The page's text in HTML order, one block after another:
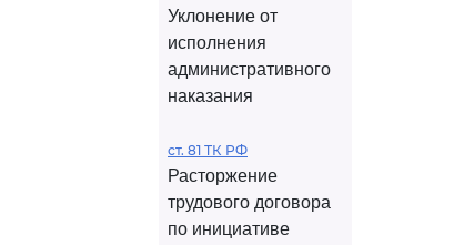
Уклонение от
исполнения
административного
наказания
ст. 81 ТК РФ
Расторжение
трудового договора
по инициативе